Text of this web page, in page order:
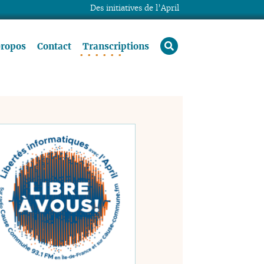
Contact Transcriptions rechercher
Des initiatives de l’April